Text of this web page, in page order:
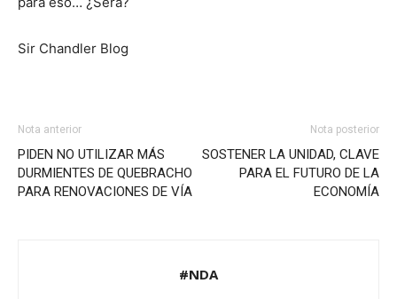
Sir Chandler Blog
Nota anterior
PIDEN NO UTILIZAR MÁS
DURMIENTES DE QUEBRACHO
PARA RENOVACIONES DE VÍA
Nota posterior
SOSTENER LA UNIDAD, CLAVE
PARA EL FUTURO DE LA
ECONOMÍA
#NDA